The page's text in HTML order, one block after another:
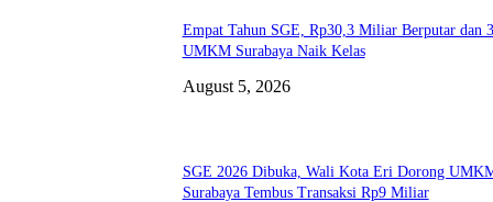
Empat Tahun SGE, Rp30,3 Miliar Berputar dan
UMKM Surabaya Naik Kelas
August 5, 2026
SGE 2026 Dibuka, Wali Kota Eri Dorong
Surabaya Tembus Transaksi Rp9 Miliar